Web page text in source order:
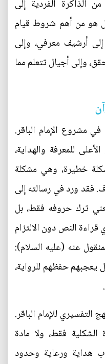
الذاكرة الفردية إلى
هو من أهم شروط قيام
أرشيف معرفي، وإلى
وإلى أجيال تتعلم مما
مشروع الإمام الباقر.
للمعرفة والهداية،
خطيرة، وهي مشكلة
فقد ورد في رسالته إلى
ترك حروفه فقط، بل
النص دون الالتزام
عنه (عليه السلام):
يعجبهم حفظهم للرواية،
للإمام الباقر.
الشكلية فقط، ولا مادة
هداية ورعاية وحدود